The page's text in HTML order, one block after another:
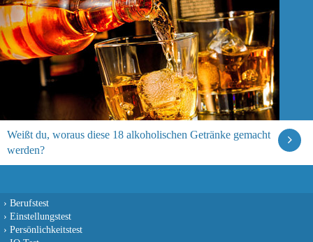
Weißt du, woraus diese 18 alkoholischen Getränke gemacht
werden?
› Berufstest
› Einstellungstest
› Persönlichkeitstest